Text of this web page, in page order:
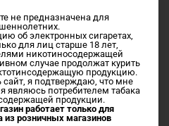
найдено
не предназначена для
об электронных сигаретах,
для лиц старше 18 лет,
никотиносодержащей
случае продолжат курить
продукцию.
я подтверждаю, что мне
являюсь потребителем табака
продукции.
работает только для
из розничных магазинов